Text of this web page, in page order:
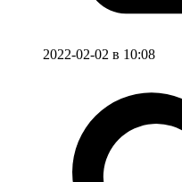
2022-02-02 в 10:08